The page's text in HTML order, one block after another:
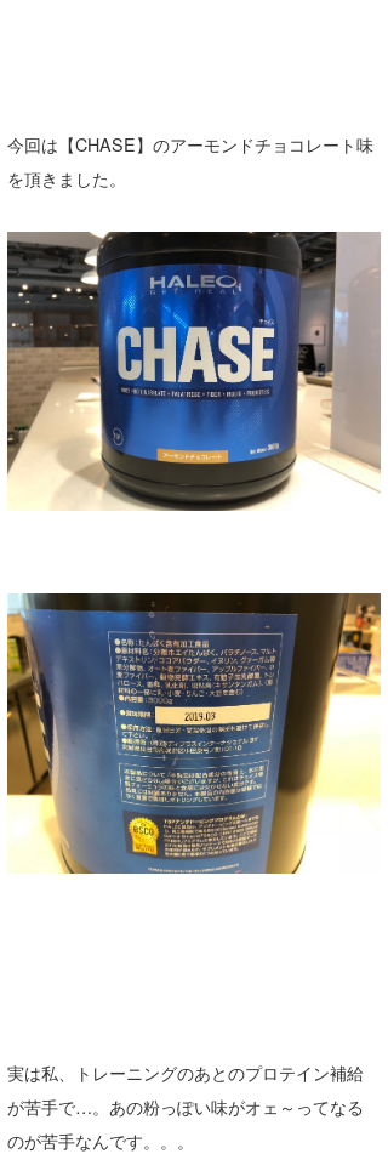
今回は【CHASE】のアーモンドチョコレート味
を頂きました。
実は私、トレーニングのあとのプロテイン補給
が苦手で…。あの粉っぽい味がオェ～ってなる
のが苦手なんです。。。